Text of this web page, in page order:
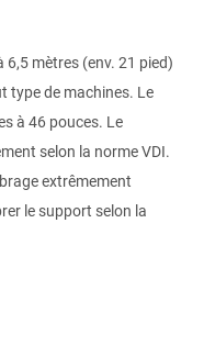
mètres (env. 21 pied)
type de machines. Le
à 46 pouces. Le
selon la norme VDI.
extrêmement
le support selon la